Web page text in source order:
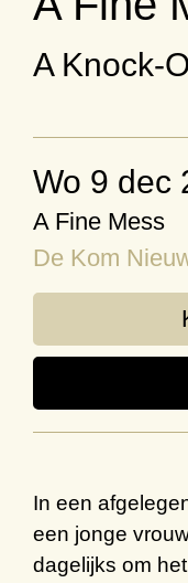
A Knock-
wo 9
A Fine Mess
De Kom
In een
een jonge
dagelijks om het